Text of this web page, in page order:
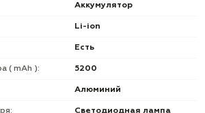
Аккумулятор
Li-ion
Есть
( mAh ): 5200
Алюминий
Светодиодная лампа